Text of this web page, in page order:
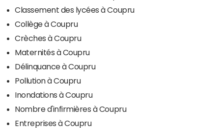
Classement des lycées à Coupru
Collège à Coupru
Crèches à Coupru
Maternités à Coupru
Délinquance à Coupru
Pollution à Coupru
Inondations à Coupru
Nombre d'infirmières à Coupru
Entreprises à Coupru